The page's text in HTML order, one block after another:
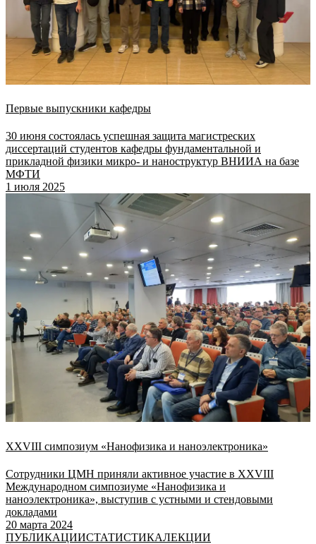
Первые выпускники кафедры
30 июня состоялась успешная защита магистреских
диссертаций студентов кафедры фундаментальной и
прикладной физики микро- и наноструктур ВНИИА на базе
МФТИ
1 июля 2025
XXVIII симпозиум «Нанофизика и наноэлектроника»
Сотрудники ЦМН приняли активное участие в XXVIII
Международном симпозиуме «Нанофизика и
наноэлектроника», выступив с устными и стендовыми
докладами
20 марта 2024
ПУБЛИКАЦИИСТАТИСТИКАЛЕКЦИИ